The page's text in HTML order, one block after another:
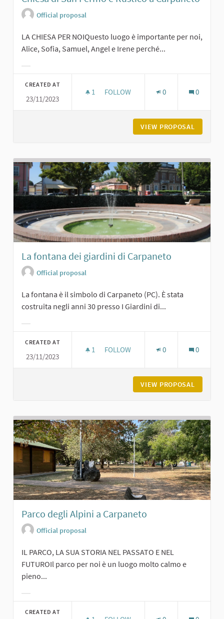
Official proposal
LA CHIESA PER NOIQuesto luogo è importante per noi,
Alice, Sofia, Samuel, Angel e Irene perché...
CREATED AT
23/11/2023
1 1 FOLLOWER
FOLLOW 0 0
VIEW PROPOSAL
La fontana dei giardini di Carpaneto
Official proposal
La fontana è il simbolo di Carpaneto (PC). È stata
costruita negli anni 30 presso I Giardini di...
CREATED AT
23/11/2023
1 1 FOLLOWER
FOLLOW 0 0
VIEW PROPOSAL
Parco degli Alpini a Carpaneto
Official proposal
IL PARCO, LA SUA STORIA NEL PASSATO E NEL
FUTUROIl parco per noi è un luogo molto calmo e
pieno...
CREATED AT